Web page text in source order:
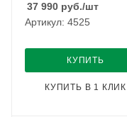
37 990 руб./шт
Артикул: 4525
КУПИТЬ
КУПИТЬ В 1 КЛИК